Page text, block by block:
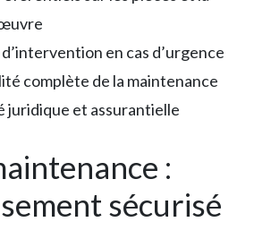
en cas d’urgence
complète de la maintenance
juridique et assurantielle
:
sécurisé